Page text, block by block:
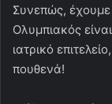
Συνεπώς,
Ολυμπιακός
ιατρικό
πουθενά!